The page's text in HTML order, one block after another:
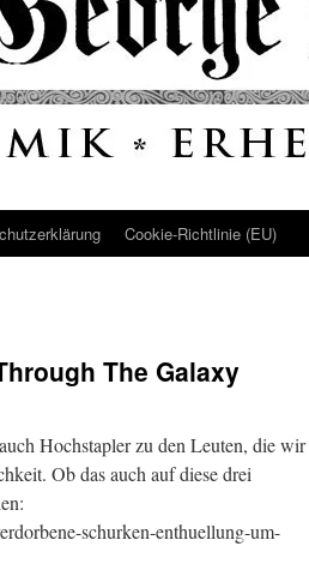
Cookie-Richtlinie (EU)
The Galaxy
Hochstapler zu den Leuten, die wir
Ob das auch auf diese drei
schurken-enthuellung-um-